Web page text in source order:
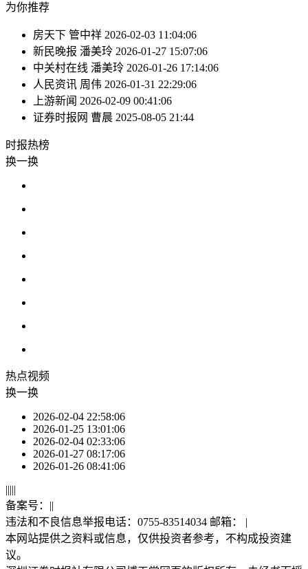
为你推荐
房天下 管中祥 2026-02-03 11:04:06
新民晚报 潘美玲 2026-01-27 15:07:06
中关村在线 潘美玲 2026-01-26 17:14:06
人民资讯 周伟 2026-01-31 22:29:06
上游新闻 2026-02-09 00:41:06
证券时报网 曹晨 2025-08-05 21:44
时报热榜
换一换
热点视频
换一换
2026-02-04 22:58:06
2026-01-25 13:01:06
2026-02-04 02:33:06
2026-01-27 08:17:06
2026-01-26 08:41:06
|||||
备案号： ||
违法和不良信息举报电话：0755-83514034 邮箱： |
本网站提供之资料或信息，仅供投资者参考，不构成投资建
议。